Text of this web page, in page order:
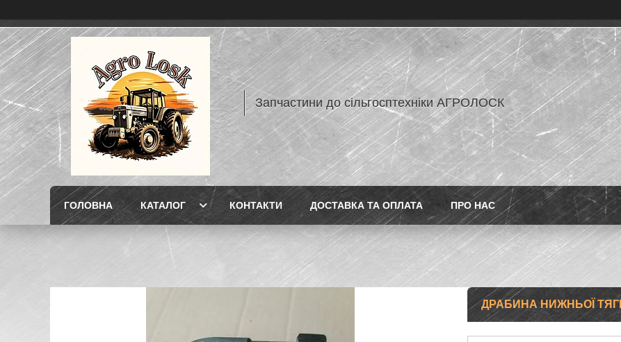
Запчастини до сільгосптехніки АГРОЛОСК
ГОЛОВНА КАТАЛОГ КОНТАКТИ ДОСТАВКА ТА ОПЛАТА ПРО НАС
ДРАБИНА НИЖНЬОЇ ТЯГИ